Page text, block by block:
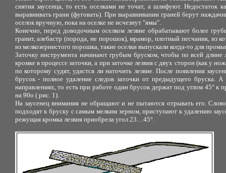
снятия заусенца, то есть оселками не точат, а шлифуют.
выравнивать грани (фуговать). При выравнивании граней берут
оселок вручную, пока на оселке не исчезнут "ямы".
Конечно, перед доводочным оселком лезвие обрабатывают более
гранит, алебастр (порода, не порошок), мрамор, плотный песчаник,
из мелкозернистого порошка, такие оселки выпускали когда-то для
Заточку инструмента начинают грубым бруском, чтобы по всей длине
кромке в процессе заточки, а при заточке лезвия с двух сторон (как у
по которому судят, удастся ли наточить лезвие. После появления
брусок - полное удаление следов заточки от предыдущего бруска.
направлениях, то есть при работе один брусок держат под углом 45°
на 90о ( рис. 1).
На заусенец внимания не обращают и не пытаются отрывать его.
подходят к бруску с самым мелким зерном, приступают к удалению
режущая кромка лезвия приобрела угол 23…45°.